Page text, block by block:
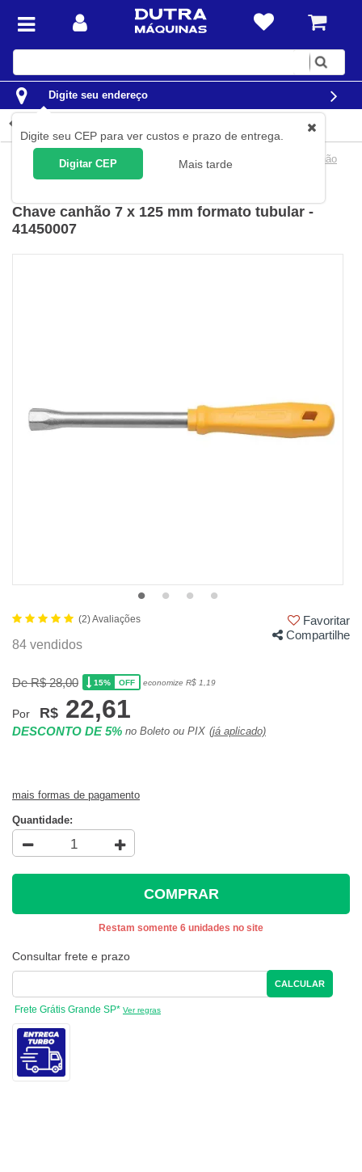
Digite
Digite seu endereço
Digite seu CEP para ver custos e prazo de entrega.
Digitar CEP Mais tarde
Ferramentas Ferramentas Manuais Chaves Chaves Canhão
Chave canhão 7 x 125 mm formato tubular -
41450007
(2) Avaliações
Favoritar
84 vendidos
Compartilhe
De R$ 28,00 15% OFF economize R$ 1,19
Por R$ 22,61
DESCONTO DE 5% no Boleto ou PIX (já aplicado)
mais formas de pagamento
Quantidade:
COMPRAR
Restam somente 6 unidades no site
Consultar frete e prazo
CALCULAR
Frete Grátis Grande SP* Ver regras